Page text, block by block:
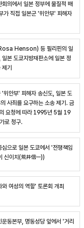
의에서 일본 정부에 물질적 배
가 직접 일본군 '위안부' 피해자
Henson) 등 필리핀의 일
본 도쿄지방재판소에 일본 정
기
'위안부' 피해자 송신도, 일본 도
사죄를 요구하는 소송 제기. 금
요청에 따라 1995년 5월 19
로 청구.
으로 일본 도쿄에서 '전쟁책임
신이치(荒井信一))
여성의 역할' 토론회 개최
동본부, 명동성당 앞에서 '거리